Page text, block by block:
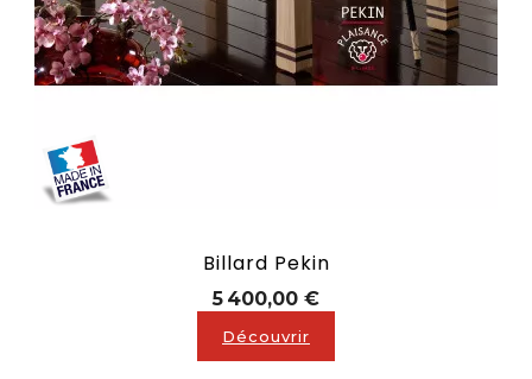
Billard Pekin
5 400,00 €Prix
Découvrir